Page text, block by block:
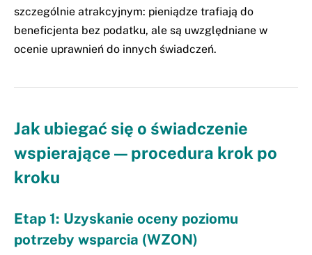
szczególnie atrakcyjnym: pieniądze trafiają do
beneficjenta bez podatku, ale są uwzględniane w
ocenie uprawnień do innych świadczeń.
Jak ubiegać się o świadczenie
wspierające — procedura krok po
kroku
Etap 1: Uzyskanie oceny poziomu
potrzeby wsparcia (WZON)